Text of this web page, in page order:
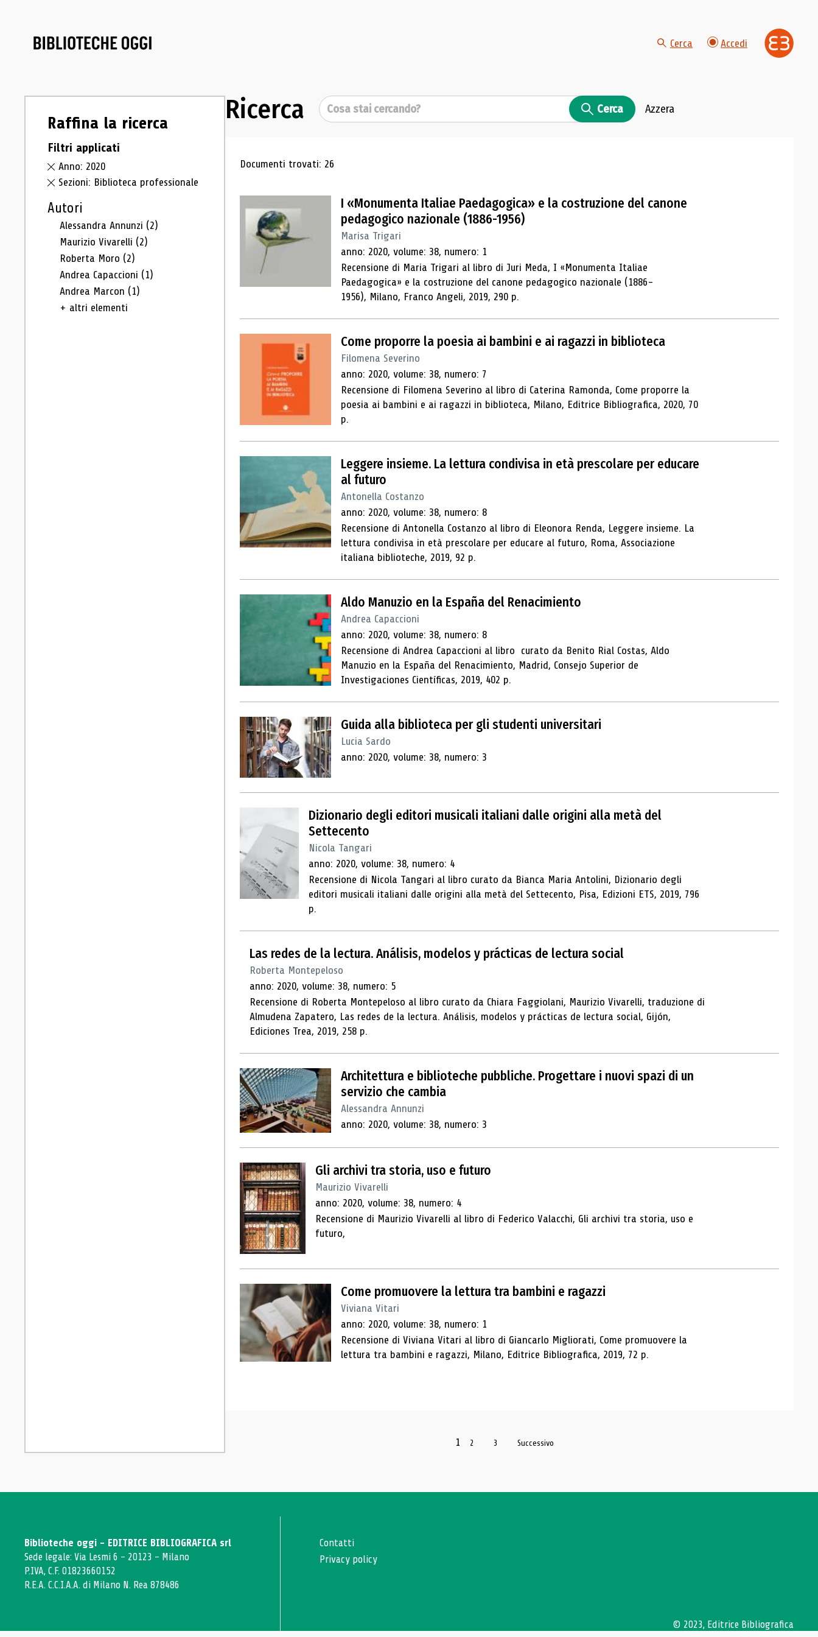
Cerca Accedi
Raffina la ricerca
Filtri applicati
Anno: 2020
Sezioni: Biblioteca professionale
Autori
Alessandra Annunzi (2)
Maurizio Vivarelli (2)
Roberta Moro (2)
Andrea Capaccioni (1)
Andrea Marcon (1)
+ altri elementi
Ricerca Cerca Cerca Azzera
Risultati di ricerca
Documenti trovati: 26
I «Monumenta Italiae Paedagogica» e la costruzione del canone
pedagogico nazionale (1886-1956)
Marisa Trigari
anno: 2020, volume: 38, numero: 1
Recensione di Maria Trigari al libro di Juri Meda, I «Monumenta Italiae
Paedagogica» e la costruzione del canone pedagogico nazionale (1886-
1956), Milano, Franco Angeli, 2019, 290 p.
Come proporre la poesia ai bambini e ai ragazzi in biblioteca
Filomena Severino
anno: 2020, volume: 38, numero: 7
Recensione di Filomena Severino al libro di Caterina Ramonda, Come proporre la
poesia ai bambini e ai ragazzi in biblioteca, Milano, Editrice Bibliografica, 2020, 70
p.
Leggere insieme. La lettura condivisa in età prescolare per educare
al futuro
Antonella Costanzo
anno: 2020, volume: 38, numero: 8
Recensione di Antonella Costanzo al libro di Eleonora Renda, Leggere insieme. La
lettura condivisa in età prescolare per educare al futuro, Roma, Associazione
italiana biblioteche, 2019, 92 p.
Aldo Manuzio en la España del Renacimiento
Andrea Capaccioni
anno: 2020, volume: 38, numero: 8
Recensione di Andrea Capaccioni al libro curato da Benito Rial Costas, Aldo
Manuzio en la España del Renacimiento, Madrid, Consejo Superior de
Investigaciones Científicas, 2019, 402 p.
Guida alla biblioteca per gli studenti universitari
Lucia Sardo
anno: 2020, volume: 38, numero: 3
Dizionario degli editori musicali italiani dalle origini alla metà del
Settecento
Nicola Tangari
anno: 2020, volume: 38, numero: 4
Recensione di Nicola Tangari al libro curato da Bianca Maria Antolini, Dizionario degli
editori musicali italiani dalle origini alla metà del Settecento, Pisa, Edizioni ETS, 2019, 796
p.
Las redes de la lectura. Análisis, modelos y prácticas de lectura social
Roberta Montepeloso
anno: 2020, volume: 38, numero: 5
Recensione di Roberta Montepeloso al libro curato da Chiara Faggiolani, Maurizio Vivarelli, traduzione di
Almudena Zapatero, Las redes de la lectura. Análisis, modelos y prácticas de lectura social, Gijón,
Ediciones Trea, 2019, 258 p.
Architettura e biblioteche pubbliche. Progettare i nuovi spazi di un
servizio che cambia
Alessandra Annunzi
anno: 2020, volume: 38, numero: 3
Gli archivi tra storia, uso e futuro
Maurizio Vivarelli
anno: 2020, volume: 38, numero: 4
Recensione di Maurizio Vivarelli al libro di Federico Valacchi, Gli archivi tra storia, uso e
futuro,
Come promuovere la lettura tra bambini e ragazzi
Viviana Vitari
anno: 2020, volume: 38, numero: 1
Recensione di Viviana Vitari al libro di Giancarlo Migliorati, Come promuovere la
lettura tra bambini e ragazzi, Milano, Editrice Bibliografica, 2019, 72 p.
1 2 3 Successivo
Biblioteche oggi - EDITRICE BIBLIOGRAFICA srl
Sede legale: Via Lesmi 6 - 20123 - Milano
P.IVA, C.F. 01823660152
R.E.A. C.C.I.A.A. di Milano N. Rea 878486
Contatti
Privacy policy
© 2023, Editrice Bibliografica